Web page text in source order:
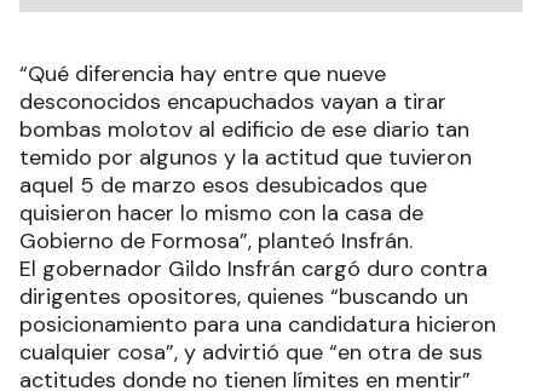
“Qué diferencia hay entre que nueve
desconocidos encapuchados vayan a tirar
bombas molotov al edificio de ese diario tan
temido por algunos y la actitud que tuvieron
aquel 5 de marzo esos desubicados que
quisieron hacer lo mismo con la casa de
Gobierno de Formosa”, planteó Insfrán.
El gobernador Gildo Insfrán cargó duro contra
dirigentes opositores, quienes “buscando un
posicionamiento para una candidatura hicieron
cualquier cosa”, y advirtió que “en otra de sus
actitudes donde no tienen límites en mentir”